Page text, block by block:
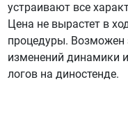
устраивают все
Цена не вырастет в
процедуры. Возможен
изменений динамики
логов на диностенде.